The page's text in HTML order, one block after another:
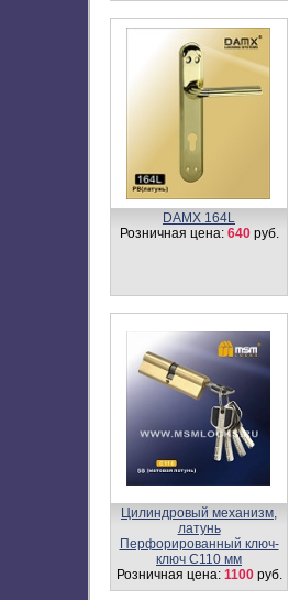
Ручка DAMX 412P
Розничная цена: 780руб.
Цилиндровый механизм,
латунь
Простой ключ-вертушка
NW100 мм
Розничная цена: 1150руб.